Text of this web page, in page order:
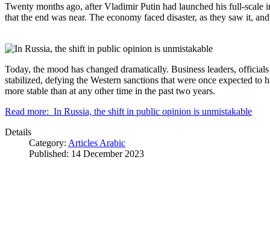
Twenty months ago, after Vladimir Putin had launched his full-
that the end was near. The economy faced disaster, as they saw it,
Today, the mood has changed dramatically. Business leaders,
stabilized, defying the Western sanctions that were once expected to
more stable than at any other time in the past two years.
Read more: In Russia, the shift in public opinion is unmistakable
Details
Category: Articles Arabic
Published: 14 December 2023